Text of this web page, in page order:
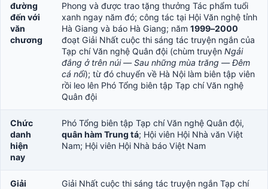
đường
đến với
văn
chương
Phong và được trao tặng thưởng Tác phẩm tuổi
xanh ngay năm đó; công tác tại Hội Văn nghệ tỉnh
Hà Giang và báo Hà Giang; năm 1999–2000
đoạt Giải Nhất cuộc thi sáng tác truyện ngắn của
Tạp chí Văn nghệ Quân đội (chùm truyện Ngải
đắng ở trên núi — Sau những mùa trăng — Đêm
cá nổi); từ đó chuyển về Hà Nội làm biên tập viên
rồi leo lên Phó Tổng biên tập Tạp chí Văn nghệ
Quân đội
Chức
danh
hiện
nay
Phó Tổng biên tập Tạp chí Văn nghệ Quân đội,
quân hàm Trung tá; Hội viên Hội Nhà văn Việt
Nam; Hội viên Hội Nhà báo Việt Nam
Giải
Giải Nhất cuộc thi sáng tác truyện ngắn Tạp chí